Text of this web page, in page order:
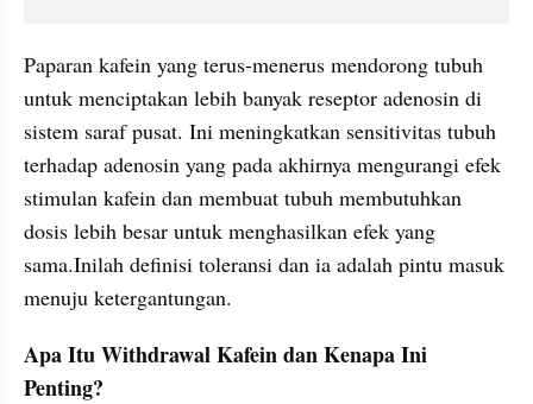
Paparan kafein yang terus-menerus mendorong tubuh
untuk menciptakan lebih banyak reseptor adenosin di
sistem saraf pusat. Ini meningkatkan sensitivitas tubuh
terhadap adenosin yang pada akhirnya mengurangi efek
stimulan kafein dan membuat tubuh membutuhkan
dosis lebih besar untuk menghasilkan efek yang
sama.Inilah definisi toleransi dan ia adalah pintu masuk
menuju ketergantungan.
Apa Itu Withdrawal Kafein dan Kenapa Ini
Penting?